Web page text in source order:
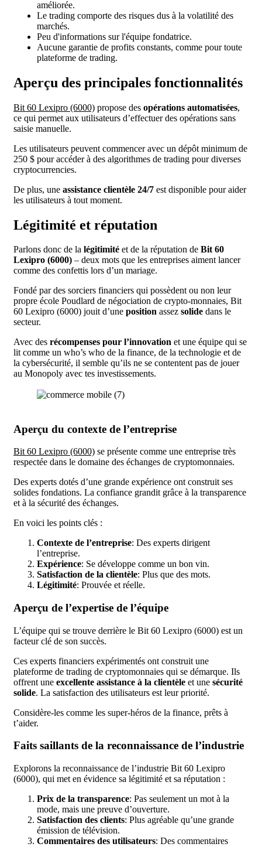
améliorée.
Le trading comporte des risques dus à la volatilité des
marchés.
Peu d'informations sur l'équipe fondatrice.
Aucune garantie de profits constants, comme pour toute
plateforme de trading.
Aperçu des principales fonctionnalités
Bit 60 Lexipro (6000) propose des opérations automatisées,
ce qui permet aux utilisateurs d’effectuer des opérations sans
saisie manuelle.
Les utilisateurs peuvent commencer avec un dépôt minimum de
250 $ pour accéder à des algorithmes de trading pour diverses
cryptocurrencies.
De plus, une assistance clientèle 24/7 est disponible pour aider
les utilisateurs à tout moment.
Légitimité et réputation
Parlons donc de la légitimité et de la réputation de Bit 60
Lexipro (6000) – deux mots que les entreprises aiment lancer
comme des confettis lors d’un mariage.
Fondé par des sorciers financiers qui possèdent ou non leur
propre école Poudlard de négociation de crypto-monnaies, Bit
60 Lexipro (6000) jouit d’une position assez solide dans le
secteur.
Avec des récompenses pour l’innovation et une équipe qui se
lit comme un who’s who de la finance, de la technologie et de
la cybersécurité, il semble qu’ils ne se contentent pas de jouer
au Monopoly avec tes investissements.
Aperçu du contexte de l’entreprise
Bit 60 Lexipro (6000) se présente comme une entreprise très
respectée dans le domaine des échanges de cryptomonnaies.
Des experts dotés d’une grande expérience ont construit ses
solides fondations. La confiance grandit grâce à la transparence
et à la sécurité des échanges.
En voici les points clés :
Contexte de l’entreprise: Des experts dirigent
l’entreprise.
Expérience: Se développe comme un bon vin.
Satisfaction de la clientèle: Plus que des mots.
Légitimité: Prouvée et réelle.
Aperçu de l’expertise de l’équipe
L’équipe qui se trouve derrière le Bit 60 Lexipro (6000) est un
facteur clé de son succès.
Ces experts financiers expérimentés ont construit une
plateforme de trading de cryptomonnaies qui se démarque. Ils
offrent une excellente assistance à la clientèle et une sécurité
solide. La satisfaction des utilisateurs est leur priorité.
Considère-les comme les super-héros de la finance, prêts à
t’aider.
Faits saillants de la reconnaissance de l’industrie
Explorons la reconnaissance de l’industrie Bit 60 Lexipro
(6000), qui met en évidence sa légitimité et sa réputation :
Prix de la transparence: Pas seulement un mot à la
mode, mais une preuve d’ouverture.
Satisfaction des clients: Plus agréable qu’une grande
émission de télévision.
Commentaires des utilisateurs: Des commentaires